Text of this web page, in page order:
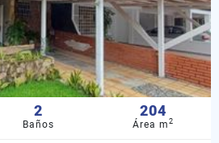
2
Baños
204
Área m2